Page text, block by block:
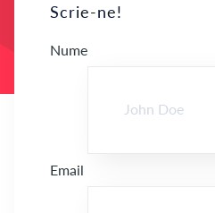
Scrie-ne!
Nume
Email